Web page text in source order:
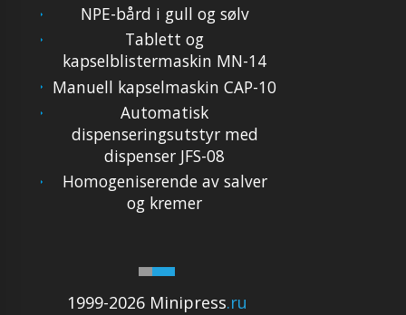
1999-2026 Minipress.ru
NPE-bård i gull og sølv
Tablett og
kapselblistermaskin MN-14
Manuell kapselmaskin CAP-10
Automatisk
dispenseringsutstyr med
dispenser JFS-08
Homogeniserende av salver
og kremer